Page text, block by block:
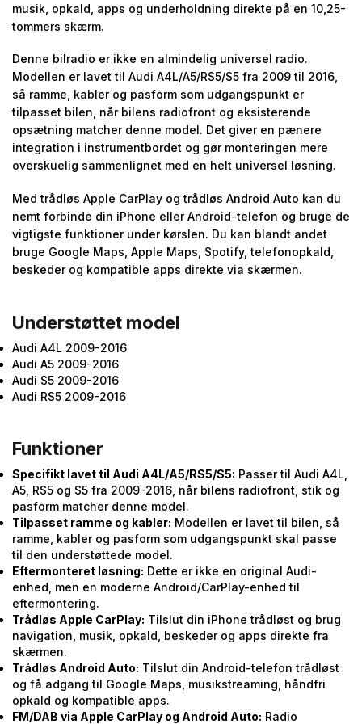
musik, opkald, apps og underholdning direkte på en 10,25-
tommers skærm.
Denne bilradio er ikke en almindelig universel radio.
Modellen er lavet til Audi A4L/A5/RS5/S5 fra 2009 til 2016,
så ramme, kabler og pasform som udgangspunkt er
tilpasset bilen, når bilens radiofront og eksisterende
opsætning matcher denne model. Det giver en pænere
integration i instrumentbordet og gør monteringen mere
overskuelig sammenlignet med en helt universel løsning.
Med trådløs Apple CarPlay og trådløs Android Auto kan du
nemt forbinde din iPhone eller Android-telefon og bruge de
vigtigste funktioner under kørslen. Du kan blandt andet
bruge Google Maps, Apple Maps, Spotify, telefonopkald,
beskeder og kompatible apps direkte via skærmen.
Understøttet model
Audi A4L 2009-2016
Audi A5 2009-2016
Audi S5 2009-2016
Audi RS5 2009-2016
Funktioner
Specifikt lavet til Audi A4L/A5/RS5/S5: Passer til Audi A4L,
A5, RS5 og S5 fra 2009-2016, når bilens radiofront, stik og
pasform matcher denne model.
Tilpasset ramme og kabler: Modellen er lavet til bilen, så
ramme, kabler og pasform som udgangspunkt skal passe
til den understøttede model.
Eftermonteret løsning: Dette er ikke en original Audi-
enhed, men en moderne Android/CarPlay-enhed til
eftermontering.
Trådløs Apple CarPlay: Tilslut din iPhone trådløst og brug
navigation, musik, opkald, beskeder og apps direkte fra
skærmen.
Trådløs Android Auto: Tilslut din Android-telefon trådløst
og få adgang til Google Maps, musikstreaming, håndfri
opkald og kompatible apps.
FM/DAB via Apple CarPlay og Android Auto: Radio